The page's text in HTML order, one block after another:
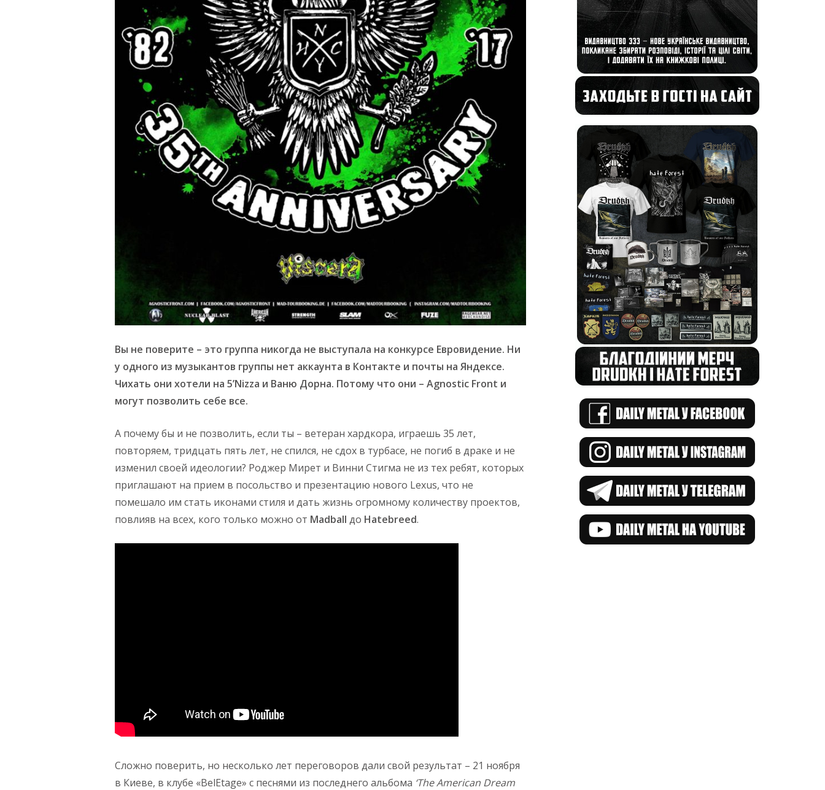
Вы не поверите – это группа никогда не выступала на конкурсе Евровидение. Ни
у одного из музыкантов группы нет аккаунта в Контакте и почты на Яндексе.
Чихать они хотели на 5’Nizza и Ваню Дорна. Потому что они – Agnostic Front и
могут позволить себе все.
А почему бы и не позволить, если ты – ветеран хардкора, играешь 35 лет,
повторяем, тридцать пять лет, не спился, не сдох в турбасе, не погиб в драке и не
изменил своей идеологии? Роджер Мирет и Винни Стигма не из тех ребят, которых
приглашают на прием в посольство и презентацию нового Lexus, что не
помешало им стать иконами стиля и дать жизнь огромному количеству проектов,
повлияв на всех, кого только можно от Madball до Hatebreed.
Сложно поверить, но несколько лет переговоров дали свой результат – 21 ноября
в Киеве, в клубе «BelEtage» с песнями из последнего альбома ‘The American Dream